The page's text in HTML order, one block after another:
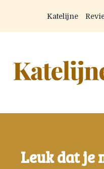
Katelijne
Leuk dat je